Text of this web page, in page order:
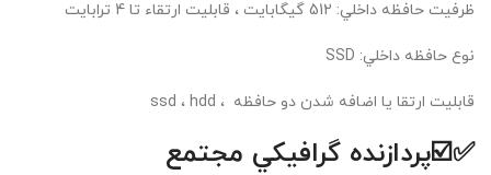
ظرفيت حافظه داخلي: 512 گیگابایت ، قابلیت ارتقاء تا 4 ترابایت
نوع حافظه داخلي: SSD
قابلیت ارتقا یا اضافه شدن دو حافظه ، ssd ، hdd
✅☑️پردازنده گرافيکي مجتمع